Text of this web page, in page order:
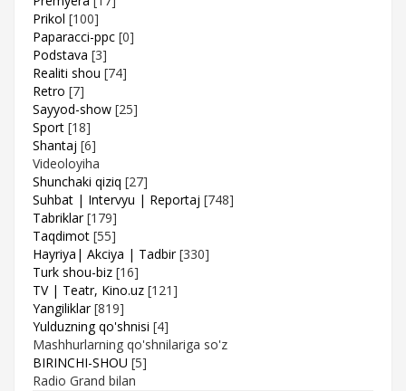
Prikol [100]
Paparacci-ppc [0]
Podstava [3]
Realiti shou [74]
Retro [7]
Sayyod-show [25]
Sport [18]
Shantaj [6]
Videoloyiha
Shunchaki qiziq [27]
Suhbat | Intervyu | Reportaj [748]
Tabriklar [179]
Taqdimot [55]
Hayriya| Akciya | Tadbir [330]
Turk shou-biz [16]
TV | Teatr, Kino.uz [121]
Yangiliklar [819]
Yulduzning qo'shnisi [4]
Mashhurlarning qo'shnilariga so'z
BIRINCHI-SHOU [5]
Radio Grand bilan